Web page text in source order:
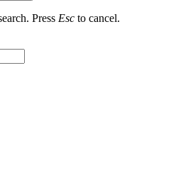
Press Esc to cancel.